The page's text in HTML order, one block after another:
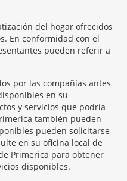
del hogar ofrecidos
En conformidad con el
pueden referir a
por las compañías antes
en su
y servicios que podría
también pueden
pueden solicitarse
en su oficina local de
Primerica para obtener
disponibles.